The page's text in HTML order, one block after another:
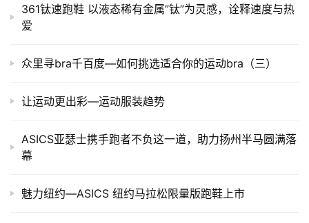
361钛速跑鞋 以液态稀有金属”钛”为灵感，诠释速度与热
爱
众里寻bra千百度—如何挑选适合你的运动bra（三）
让运动更出彩—运动服装趋势
ASICS亚瑟士携手跑者不负这一道，助力扬州半马圆满落
幕
魅力纽约—ASICS 纽约马拉松限量版跑鞋上市